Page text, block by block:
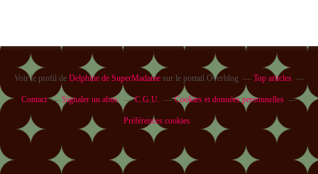
Voir le profil de Delphine de SuperMadamesur le portail Overblog Top articles
Contact Signaler un abus C.G.U. Cookies et données personnelles
Préférences cookies